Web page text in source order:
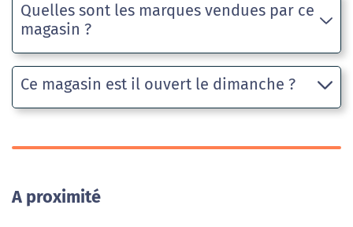
Quelles sont les marques vendues par ce
magasin ?
Ce magasin est il ouvert le dimanche ?
A proximité